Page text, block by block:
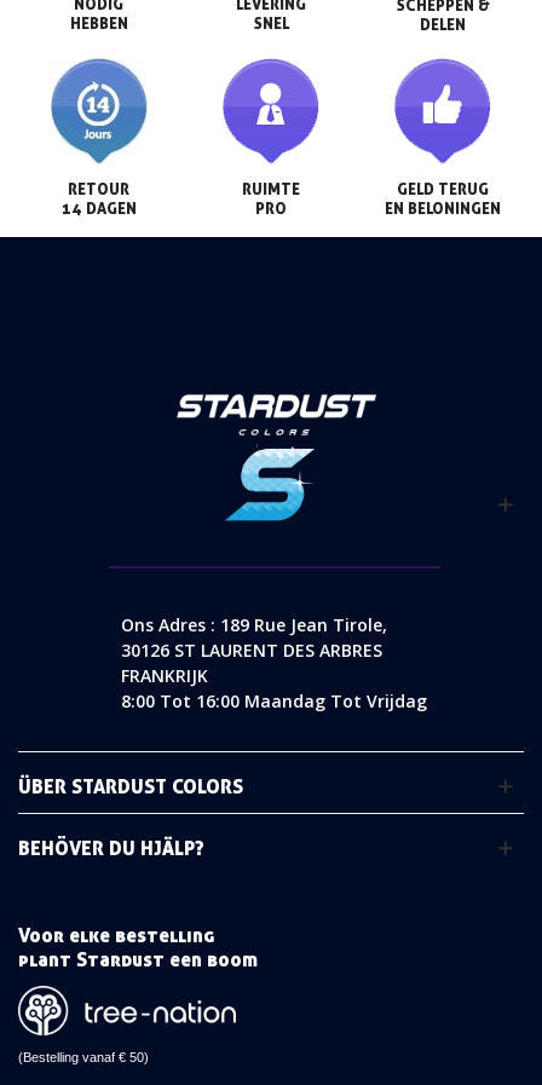
HEBBEN
SNEL
SCHEPPEN &
DELEN
RETOUR
14 DAGEN
RUIMTE
PRO
GELD TERUG
EN BELONINGEN
Ons Adres : 189 Rue Jean Tirole,
30126 ST LAURENT DES ARBRES
FRANKRIJK
8:00 Tot 16:00 Maandag Tot Vrijdag
ÜBER STARDUST COLORS
BEHÖVER DU HJÄLP?
Voor elke bestelling
plant Stardust een boom
(Bestelling vanaf € 50)